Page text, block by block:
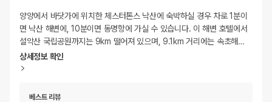
양양에서 바닷가에 위치한 체스터톤스 낙산에 숙박하실 경우 차로 1분이
면 낙산 해변에, 10분이면 동명항에 가실 수 있습니다. 이 해변 호텔에서
설악산 국립공원까지는 9km 떨어져 있으며, 9.1km 거리에는 속초해…
상세정보 확인
베스트 리뷰